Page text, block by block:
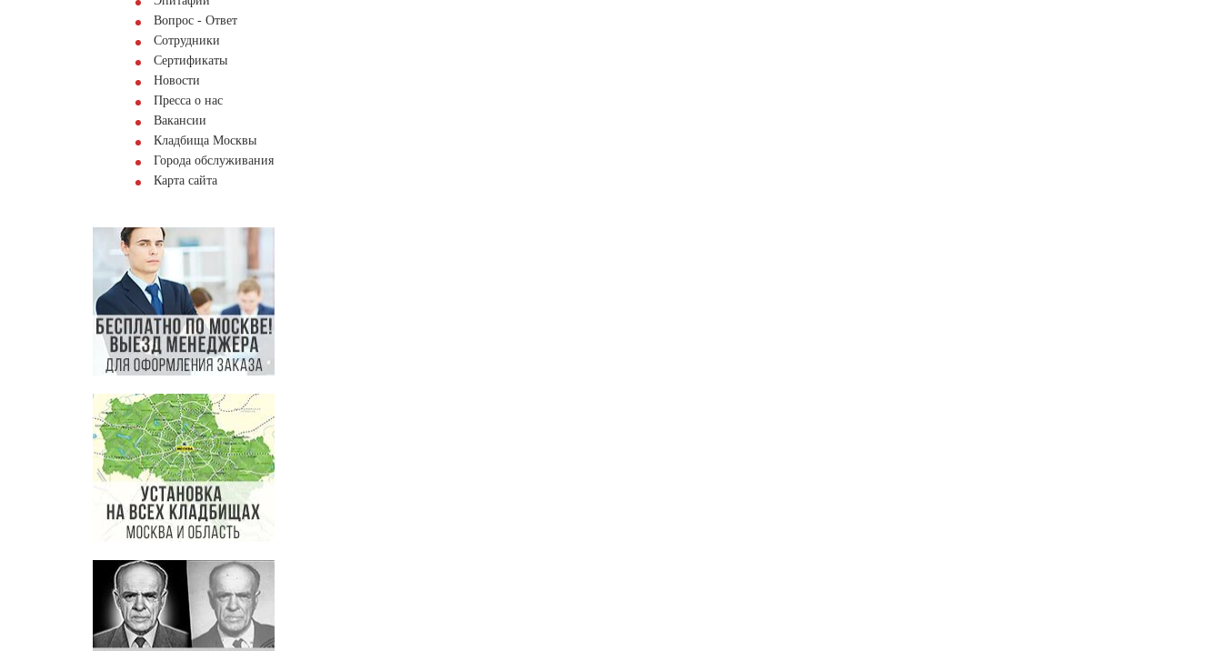
Вопрос - Ответ
Сотрудники
Сертификаты
Новости
Пресса о нас
Вакансии
Кладбища Москвы
Города обслуживания
Карта сайта